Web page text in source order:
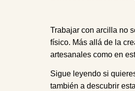
Trabajar con arcilla no
físico. Más allá de la
artesanales como en
Sigue leyendo si
también a descubrir